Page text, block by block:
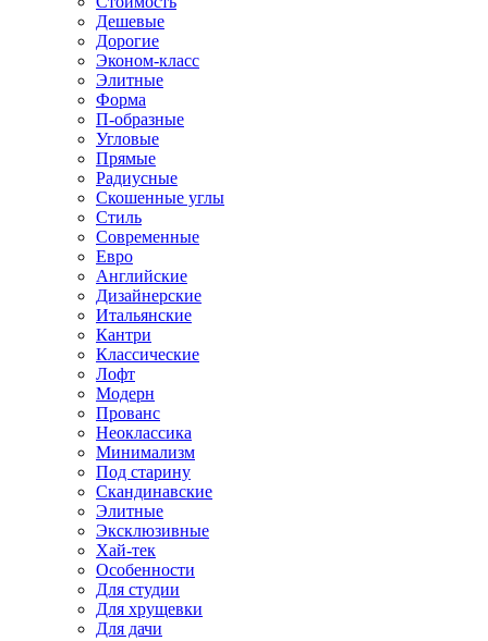
Дешевые
Дорогие
Эконом-класс
Элитные
Форма
П-образные
Угловые
Прямые
Радиусные
Скошенные углы
Стиль
Современные
Евро
Английские
Дизайнерские
Итальянские
Кантри
Классические
Лофт
Модерн
Прованс
Неоклассика
Минимализм
Под старину
Скандинавские
Элитные
Эксклюзивные
Хай-тек
Особенности
Для студии
Для хрущевки
Для дачи